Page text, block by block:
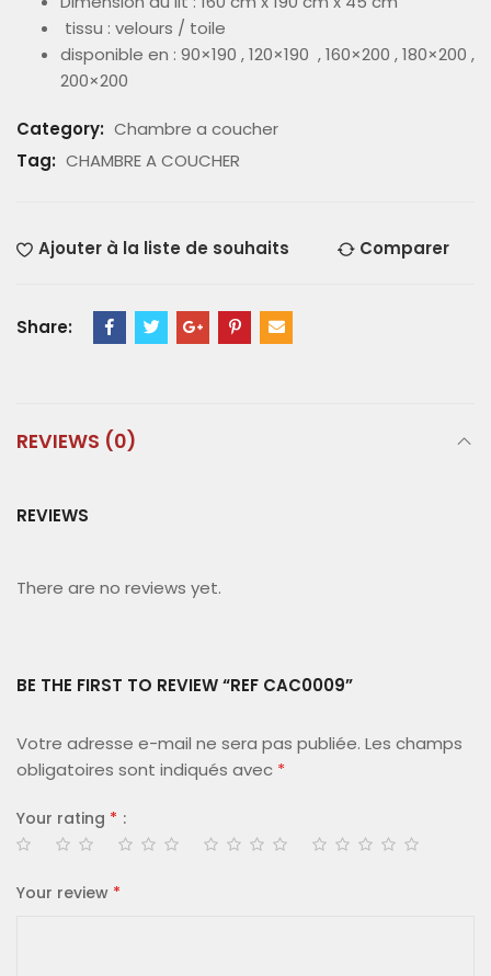
tissu : velours / toile
disponible en : 90×190 , 120×190 , 160×200 , 180×200 ,
200×200
Category: Chambre a coucher
Tag: CHAMBRE A COUCHER
Ajouter à la liste de souhaits Comparer
Share:
REVIEWS (0)
REVIEWS
There are no reviews yet.
BE THE FIRST TO REVIEW “REF CAC0009”
Votre adresse e-mail ne sera pas publiée. Les champs
obligatoires sont indiqués avec *
Your rating *
Your review *